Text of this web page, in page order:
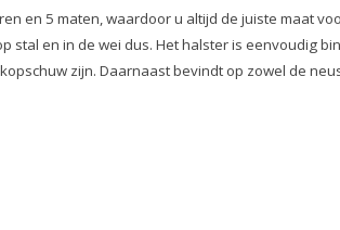
en 5 maten, waardoor u altijd de juiste maat
en in de wei dus. Het halster is eenvoudig
zijn. Daarnaast bevindt op zowel de